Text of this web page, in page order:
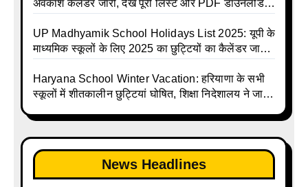
Madhyamik School avkash suchi | UP
Holiday Calendar | Madhyamik School Holidays
List 2026
अवकाश कैलेंडर जारी, देखें पूरी लिस्ट और PDF डाउनलोड
talika | Sarkari Avkash Talika | Up Holidays List |
Holidays Calendar
UP Madhyamik School Holidays List 2025: यूपी के
माध्यमिक स्कूलों के लिए 2025 का छुट्टियों का कैलेंडर जारी |
Up Madhyamik Avkash Talika 2025 | UP
Madhyamik School avkash suchi | UP
holiday calendar | Madhyamik School Holidays
List 2025
Haryana School Winter Vacation: हरियाणा के सभी
स्कूलों में शीतकालीन छुट्टियां घोषित, शिक्षा निदेशालय ने जारी
News Headlines